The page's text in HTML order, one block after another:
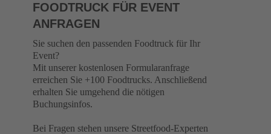
FOODTRUCK FÜR EVENT
ANFRAGEN
Sie suchen den passenden Foodtruck für Ihr
Event?
Mit unserer kostenlosen Formularanfrage
erreichen Sie +100 Foodtrucks. Anschließend
erhalten Sie umgehend die nötigen
Buchungsinfos.
Bei Fragen stehen unsere Streetfood-Experten